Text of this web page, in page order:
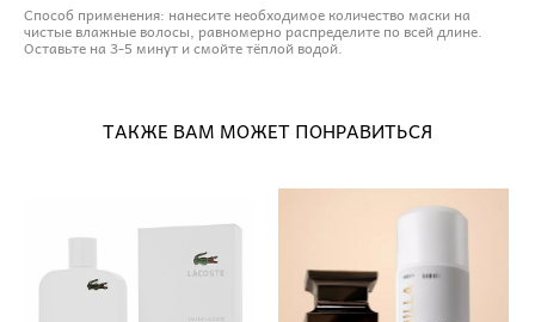
Способ применения: нанесите необходимое количество маски на
чистые влажные волосы, равномерно распределите по всей длине.
Оставьте на 3-5 минут и смойте тёплой водой.
ТАКЖЕ ВАМ МОЖЕТ ПОНРАВИТЬСЯ